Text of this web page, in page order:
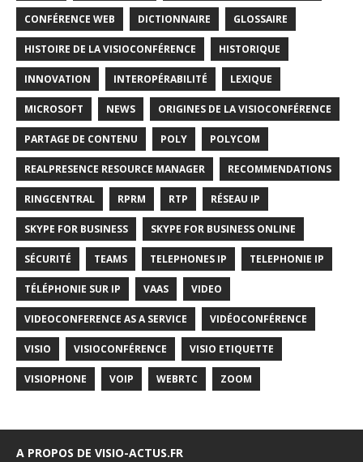
CONFÉRENCE WEB DICTIONNAIRE GLOSSAIRE
HISTOIRE DE LA VISIOCONFÉRENCE HISTORIQUE
INNOVATION INTEROPÉRABILITÉ LEXIQUE
MICROSOFT NEWS ORIGINES DE LA VISIOCONFÉRENCE
PARTAGE DE CONTENU POLY POLYCOM
REALPRESENCE RESOURCE MANAGER RECOMMENDATIONS
RINGCENTRAL RPRM RTP RÉSEAU IP
SKYPE FOR BUSINESS SKYPE FOR BUSINESS ONLINE
SÉCURITÉ TEAMS TELEPHONES IP TELEPHONIE IP
TÉLÉPHONIE SUR IP VAAS VIDEO
VIDEOCONFERENCE AS A SERVICE VIDÉOCONFÉRENCE
VISIO VISIOCONFÉRENCE VISIO ETIQUETTE
VISIOPHONE VOIP WEBRTC ZOOM
A PROPOS DE VISIO-ACTUS.FR